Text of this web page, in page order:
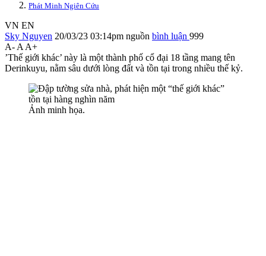
Phát Minh Ngiên Cứu
VN EN
Sky Nguyen 20/03/23 03:14pm nguồn bình luận 999
A- A A+
’Thế giới khác’ này là một thành phố cổ đại 18 tầng mang tên
Derinkuyu, nằm sâu dưới lòng đất và tồn tại trong nhiều thế kỷ.
Ảnh minh họa.